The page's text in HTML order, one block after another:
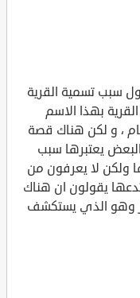
سبب تسمية القرية
بهذا الاسم
، و لكن هناك قصة
يعتبرها سبب
ولكن لا يعرفون من
يقولون ان هناك
وهو الذي يستكشف